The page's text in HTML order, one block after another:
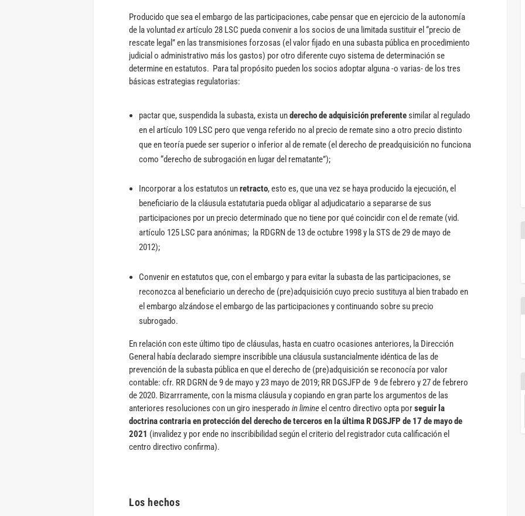
Producido que sea el embargo de las participaciones, cabe pensar que en ejercicio de la autonomía
de la voluntad exartículo 28 LSC pueda convenir a los socios de una limitada sustituir el “precio de
rescate legal” en las transmisiones forzosas (el valor fijado en una subasta pública en procedimiento
judicial o administrativo más los gastos) por otro diferente cuyo sistema de determinación se
determine en estatutos. Para tal propósito pueden los socios adoptar alguna -o varias- de los tres
básicas estrategias regulatorias:
pactar que, suspendida la subasta, exista underecho de adquisición preferentesimilar al regulado
en el artículo 109 LSC pero que venga referido no al precio de remate sino a otro precio distinto
que en teoría puede ser superior o inferior al de remate (el derecho de preadquisición no funciona
como “derecho de subrogación en lugar del rematante”);
Incorporar a los estatutos unretracto, esto es, que una vez se haya producido la ejecución, el
beneficiario de la cláusula estatutaria pueda obligar al adjudicatario a separarse de sus
participaciones por un precio determinado que no tiene por qué coincidir con el de remate (vid.
artículo 125 LSC para anónimas; la RDGRN de 13 de octubre 1998 y la STS de 29 de mayo de
2012);
Convenir en estatutos que, con el embargo y para evitar la subasta de las participaciones, se
reconozca al beneficiario un derecho de (pre)adquisición cuyo precio sustituya al bien trabado en
el embargo alzándose el embargo de las participaciones y continuando sobre su precio
subrogado.
En relación con este último tipo de cláusulas, hasta en cuatro ocasiones anteriores, la Dirección
General había declarado siempre inscribible una cláusula sustancialmente idéntica de las de
prevención de la subasta pública en que el derecho de (pre)adquisición se reconocía por valor
contable: cfr. RR DGRN de 9 de mayo y 23 mayo de 2019; RR DGSJFP de 9 de febrero y 27 de febrero
de 2020. Bizarrramente, con la misma cláusula y copiando en gran parte los argumentos de las
anteriores resoluciones con un giro inesperado in limineel centro directivo opta porseguir la
doctrina contraria en protección del derecho de terceros en la última R DGSJFP de 17 de mayo de
2021 (invalidez y por ende no inscribibilidad según el criterio del registrador cuta calificación el
centro directivo confirma).
Los hechos